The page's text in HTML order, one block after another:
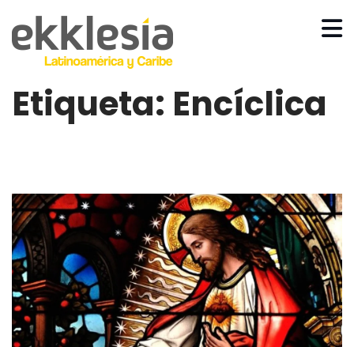
Etiqueta: Encíclica